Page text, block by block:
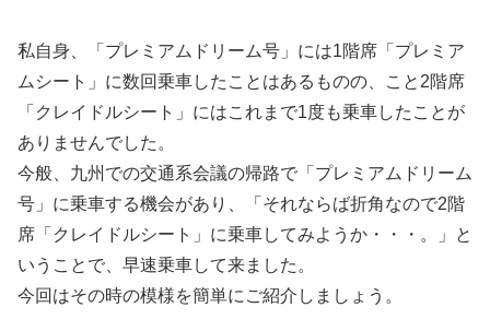
私自身、「プレミアムドリーム号」には1階席「プレミア
ムシート」に数回乗車したことはあるものの、こと2階席
「クレイドルシート」にはこれまで1度も乗車したことが
ありませんでした。
今般、九州での交通系会議の帰路で「プレミアムドリーム
号」に乗車する機会があり、「それならば折角なので2階
席「クレイドルシート」に乗車してみようか・・・。」と
いうことで、早速乗車して来ました。
今回はその時の模様を簡単にご紹介しましょう。